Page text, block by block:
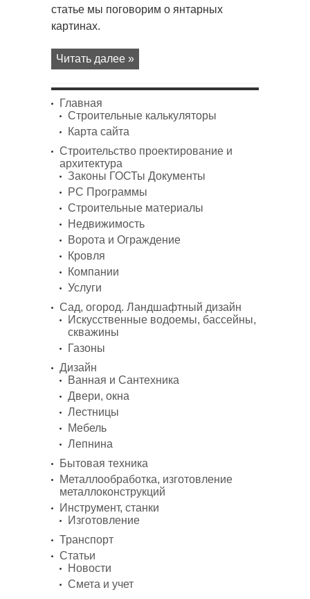
статье мы поговорим о янтарных
картинах.
Читать далее »
Главная
Строительные калькуляторы
Карта сайта
Строительство проектирование и
архитектура
Законы ГОСТы Документы
PC Программы
Строительные материалы
Недвижимость
Ворота и Ограждение
Кровля
Компании
Услуги
Сад, огород. Ландшафтный дизайн
Искусственные водоемы, бассейны,
скважины
Газоны
Дизайн
Ванная и Сантехника
Двери, окна
Лестницы
Мебель
Лепнина
Бытовая техника
Металлообработка, изготовление
металлоконструкций
Инструмент, станки
Изготовление
Транспорт
Статьи
Новости
Смета и учет